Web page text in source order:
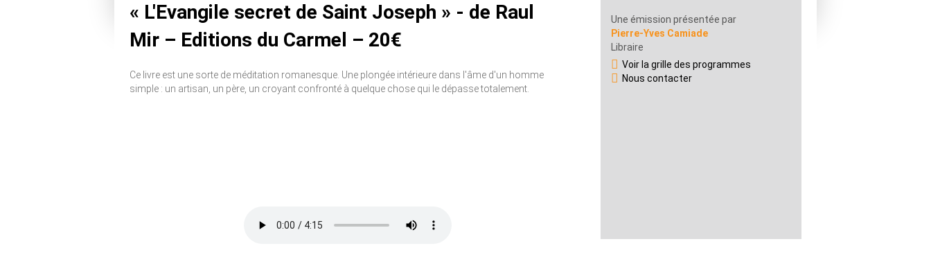
« L'Evangile secret de Saint Joseph » - de Raul
Mir – Editions du Carmel – 20€
Ce livre est une sorte de méditation romanesque. Une plongée intérieure dans l'âme d'un homme
simple : un artisan, un père, un croyant confronté à quelque chose qui le dépasse totalement.
Une émission présentée par
Pierre-Yves Camiade
Libraire
Voir la grille des programmes
Nous contacter